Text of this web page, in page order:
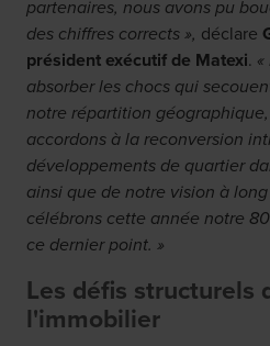
partenaires, nous avons pu
des chiffres corrects », déclare
président exécutif de Matexi.
absorber les chocs qui
notre répartition
accordons à la reconversion
développements de quartier
ainsi que de notre vision à
célébrons cette année notre
ce dernier point. »
Les défis structurels
l'immobilier